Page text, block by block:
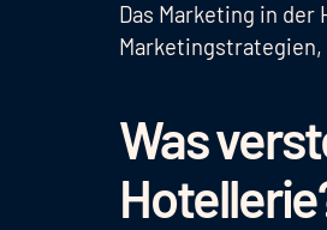
Das Marketing in
Marketingstrategien,
Was